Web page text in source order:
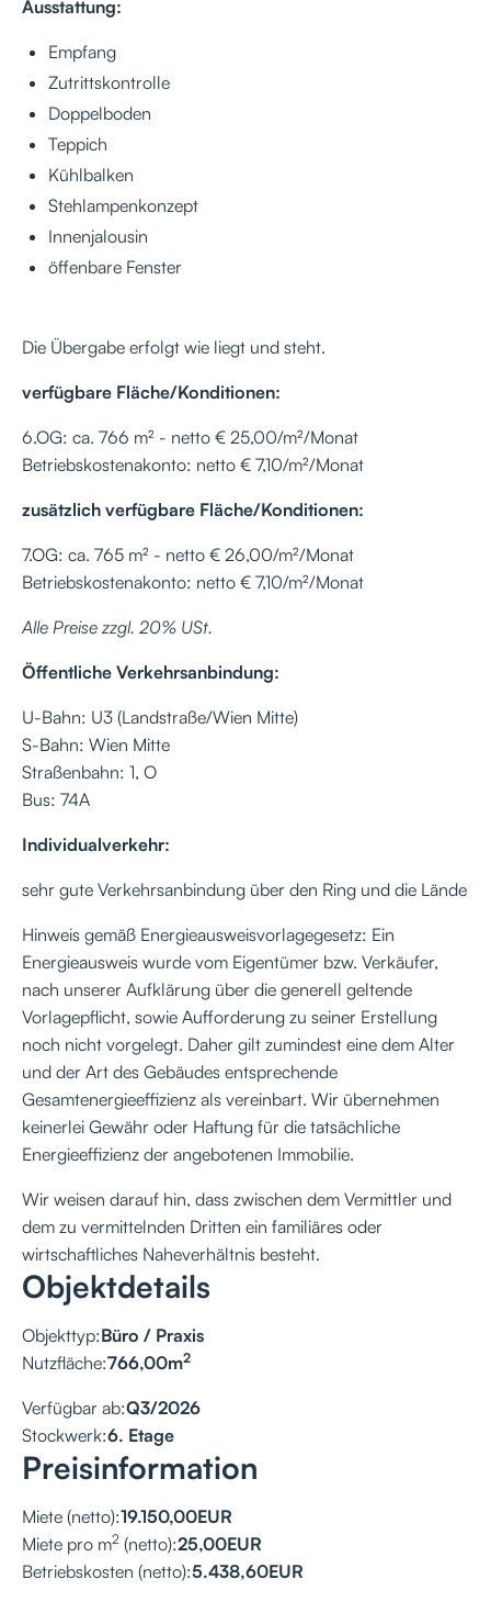
Ausstattung:
Empfang
Zutrittskontrolle
Doppelboden
Teppich
Kühlbalken
Stehlampenkonzept
Innenjalousin
öffenbare Fenster
Die Übergabe erfolgt wie liegt und steht.
verfügbare Fläche/Konditionen:
6.OG: ca. 766 m² - netto € 25,00/m²/Monat
Betriebskostenakonto: netto € 7,10/m²/Monat
zusätzlich verfügbare Fläche/Konditionen:
7.OG: ca. 765 m² - netto € 26,00/m²/Monat
Betriebskostenakonto: netto € 7,10/m²/Monat
Alle Preise zzgl. 20% USt.
Öffentliche Verkehrsanbindung:
U-Bahn: U3 (Landstraße/Wien Mitte)
S-Bahn: Wien Mitte
Straßenbahn: 1, O
Bus: 74A
Individualverkehr:
sehr gute Verkehrsanbindung über den Ring und die Lände
Hinweis gemäß Energieausweisvorlagegesetz: Ein
Energieausweis wurde vom Eigentümer bzw. Verkäufer,
nach unserer Aufklärung über die generell geltende
Vorlagepflicht, sowie Aufforderung zu seiner Erstellung
noch nicht vorgelegt. Daher gilt zumindest eine dem Alter
und der Art des Gebäudes entsprechende
Gesamtenergieeffizienz als vereinbart. Wir übernehmen
keinerlei Gewähr oder Haftung für die tatsächliche
Energieeffizienz der angebotenen Immobilie.
Wir weisen darauf hin, dass zwischen dem Vermittler und
dem zu vermittelnden Dritten ein familiäres oder
wirtschaftliches Naheverhältnis besteht.
Objektdetails
Objekttyp:Büro / Praxis
Nutzfläche:766,00m2
Verfügbar ab:Q3/2026
Stockwerk:6. Etage
Preisinformation
Miete (netto):19.150,00EUR
Miete pro m2 (netto):25,00EUR
Betriebskosten (netto):5.438,60EUR